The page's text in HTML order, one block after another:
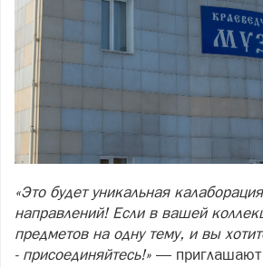
«Это будет уникальная
направлений! Если в вашей
предметов на одну тему, и вы
- присоединяйтесь!» — приглашают